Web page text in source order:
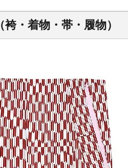
・着物・帯・履物）